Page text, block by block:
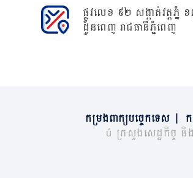
ផ្លូវលេខ ៩២ សង្កាត់វត្តភ្នំ
ដូនពេញ រាជធានីភ្នំពេញ
កម្រងពាក្យបច្ចេកទេស
© ក្រសួងសេដ្ឋកិច្ច និង